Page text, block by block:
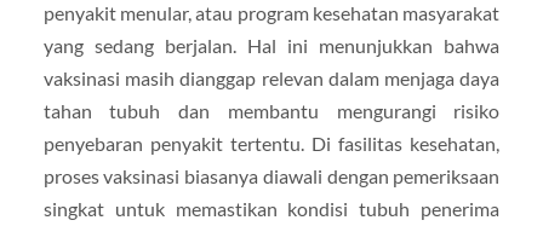
penyakit menular, atau program kesehatan masyarakat
yang sedang berjalan. Hal ini menunjukkan bahwa
vaksinasi masih dianggap relevan dalam menjaga daya
tahan tubuh dan membantu mengurangi risiko
penyebaran penyakit tertentu. Di fasilitas kesehatan,
proses vaksinasi biasanya diawali dengan pemeriksaan
singkat untuk memastikan kondisi tubuh penerima